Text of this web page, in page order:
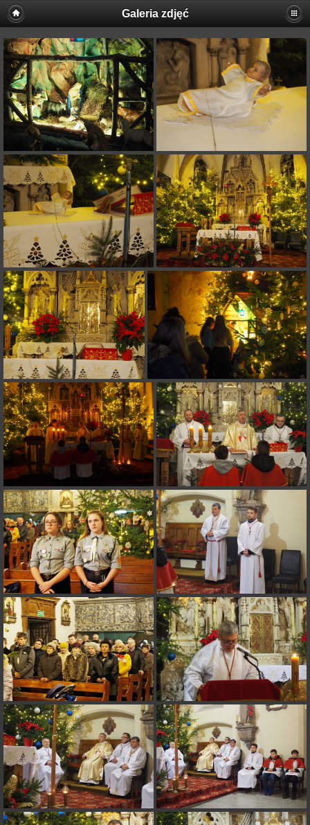
Galeria zdjęć